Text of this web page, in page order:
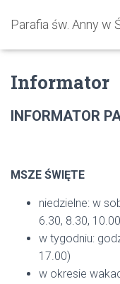
Parafia św. Anny w
Informator
INFORMATOR
MSZE ŚWIĘTE
niedzielne: w
6.30, 8.30,
w tygodniu:
17.00)
w okresie